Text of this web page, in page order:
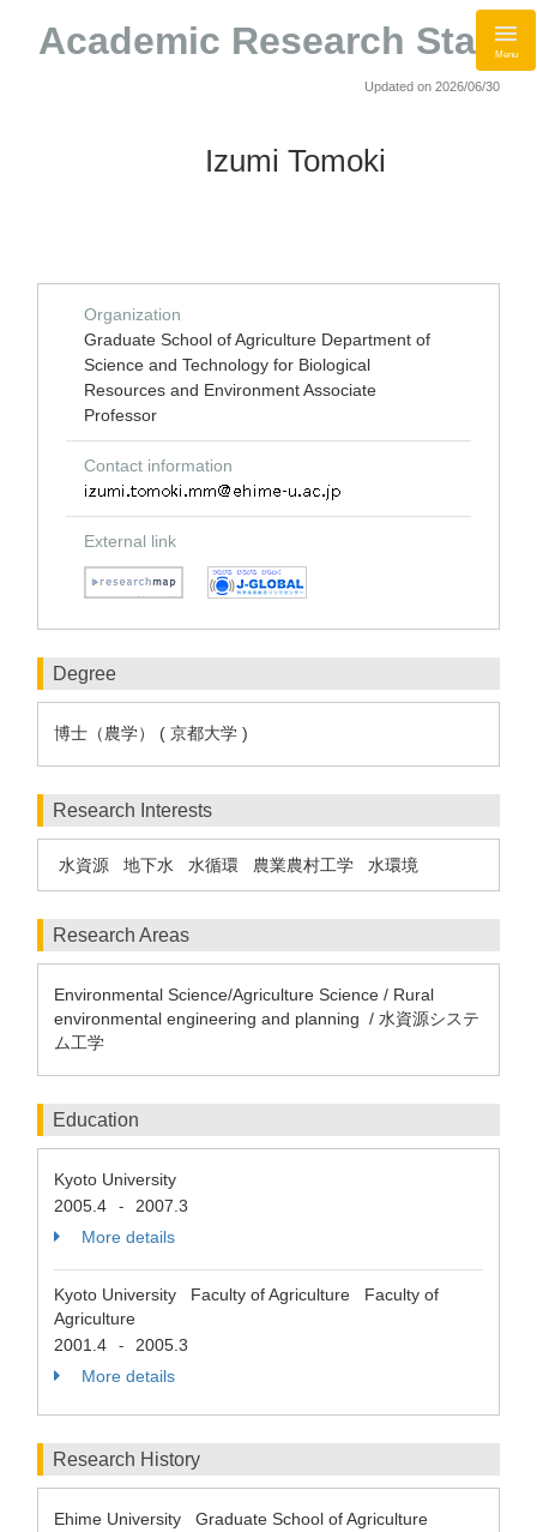
Academic Research StaffMenu
Updated on 2026/06/30
Izumi Tomoki
Organization
Graduate School of Agriculture Department of
Science and Technology for Biological
Resources and Environment Associate
Professor
Contact information
External link
Degree
博士（農学） ( 京都大学 )
Research Interests
水資源 地下水 水循環 農業農村工学 水環境
Research Areas
Environmental Science/Agriculture Science / Rural
environmental engineering and planning / 水資源システ
ム工学
Education
Kyoto University
2005.4
-
2007.3
More details
Kyoto University Faculty of Agriculture Faculty of
Agriculture
2001.4
-
2005.3
More details
Research History
Ehime University Graduate School of Agriculture